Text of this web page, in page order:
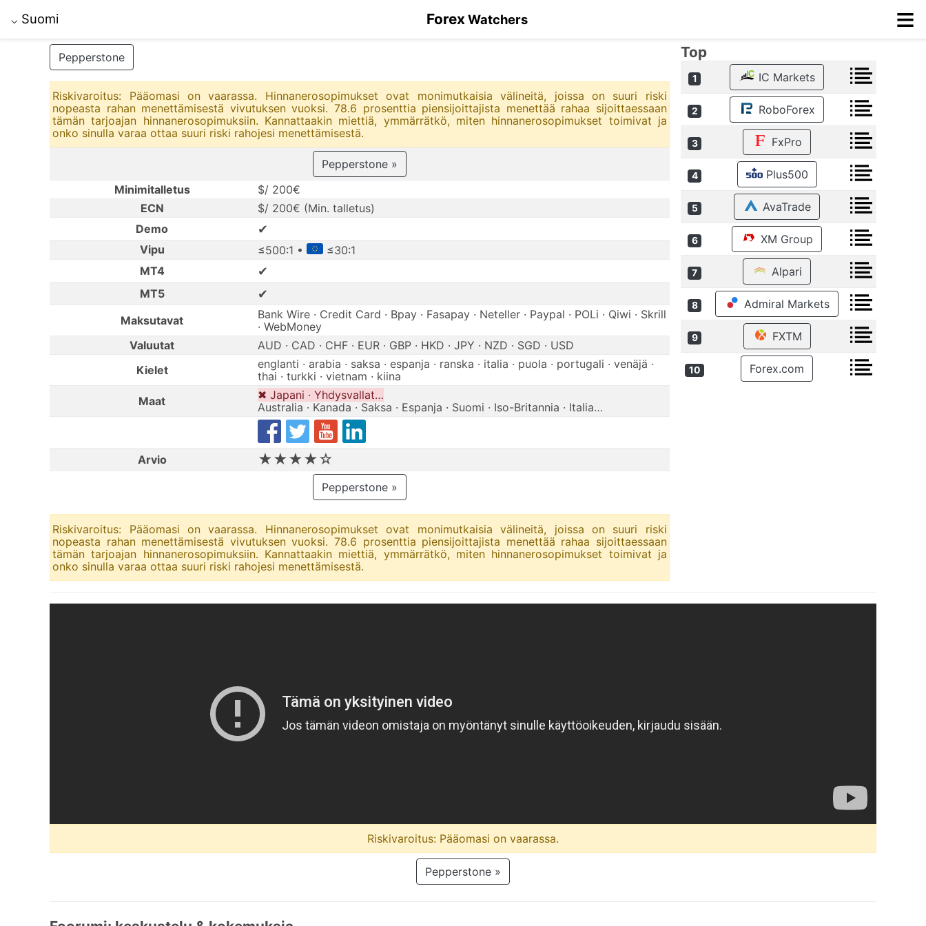
⌵ Suomi ForexWatchers ≡
Pepperstone
Riskivaroitus: Pääomasi on vaarassa. Hinnanerosopimukset ovat monimutkaisia välineitä, joissa on suuri riski
nopeasta rahan menettämisestä vivutuksen vuoksi. 78.6 prosenttia piensijoittajista menettää rahaa sijoittaessaan
tämän tarjoajan hinnanerosopimuksiin. Kannattaakin miettiä, ymmärrätkö, miten hinnanerosopimukset toimivat ja
onko sinulla varaa ottaa suuri riski rahojesi menettämisestä.
Pepperstone »
Minimitalletus
$/ 200€
ECN
$/ 200€ (Min. talletus)
Demo
✔
Vipu ≤500:1 •
≤30:1
MT4
✔
MT5 ✔
Maksutavat
Bank Wire · Credit Card · Bpay · Fasapay · Neteller · Paypal · POLi · Qiwi · Skrill
· WebMoney
Valuutat
AUD · CAD · CHF · EUR · GBP · HKD · JPY · NZD · SGD · USD
Kielet
englanti · arabia · saksa · espanja · ranska · italia · puola · portugali · venäjä ·
thai · turkki · vietnam · kiina
Maat
✖ Japani · Yhdysvallat…
Australia · Kanada · Saksa · Espanja · Suomi · Iso-Britannia · Italia…
Arvio ★★★★☆
Pepperstone »
Riskivaroitus: Pääomasi on vaarassa. Hinnanerosopimukset ovat monimutkaisia välineitä, joissa on suuri riski
nopeasta rahan menettämisestä vivutuksen vuoksi. 78.6 prosenttia piensijoittajista menettää rahaa sijoittaessaan
tämän tarjoajan hinnanerosopimuksiin. Kannattaakin miettiä, ymmärrätkö, miten hinnanerosopimukset toimivat ja
onko sinulla varaa ottaa suuri riski rahojesi menettämisestä.
Top
1 IC Markets
2 RoboForex
3 FxPro
4 Plus500
5 AvaTrade
6 XM Group
7 Alpari
8 Admiral Markets
9 FXTM
10 Forex.com
Riskivaroitus: Pääomasi on vaarassa.
Pepperstone »